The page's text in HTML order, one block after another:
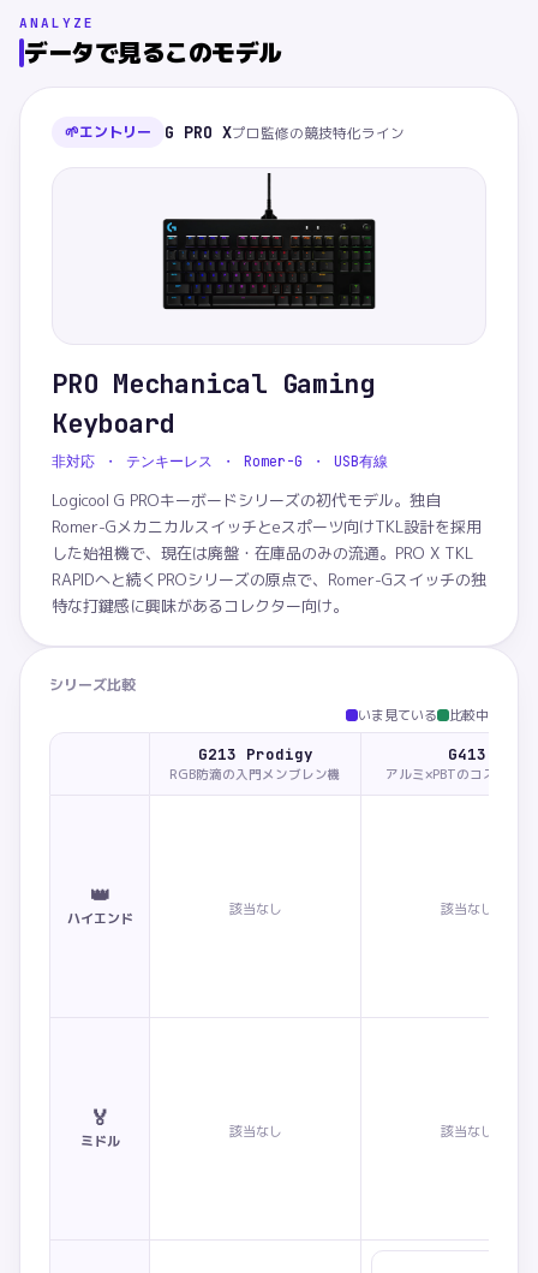
ANALYZE
データで見るこのモデル
🌱エントリー G PRO Xプロ監修の競技特化ライン
PRO Mechanical Gaming
Keyboard
非対応 ・ テンキーレス ・ Romer-G ・ USB有線
Logicool G PROキーボードシリーズの初代モデル。独自
Romer-Gメカニカルスイッチとeスポーツ向けTKL設計を採用
した始祖機で、現在は廃盤・在庫品のみの流通。PRO X TKL
RAPIDへと続くPROシリーズの原点で、Romer-Gスイッチの独
特な打鍵感に興味があるコレクター向け。
シリーズ比較
いま見ている 比較中
G213 Prodigy
RGB防滴の入門メンブレン機
G413
アルミ×PBTのコスパ入門
👑
ハイエンド 該当なし 該当なし
🏅
ミドル 該当なし 該当なし